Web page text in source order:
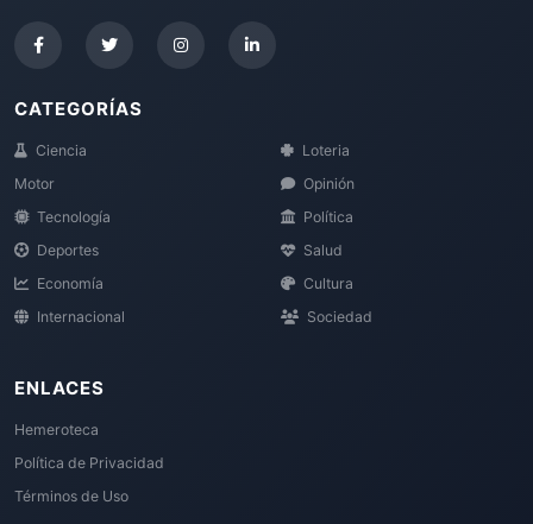
CATEGORÍAS
Ciencia
Motor
Tecnología
Deportes
Economía
Internacional
Loteria
Opinión
Política
Salud
Cultura
Sociedad
ENLACES
Hemeroteca
Política de Privacidad
Términos de Uso